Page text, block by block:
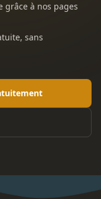
grâce à nos pages
sans